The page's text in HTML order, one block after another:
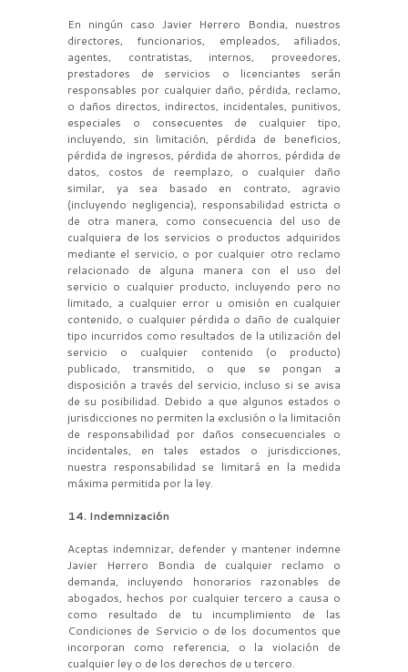
En ningún caso Javier Herrero Bondia, nuestros
directores, funcionarios, empleados, afiliados,
agentes, contratistas, internos, proveedores,
prestadores de servicios o licenciantes serán
responsables por cualquier daño, pérdida, reclamo,
o daños directos, indirectos, incidentales, punitivos,
especiales o consecuentes de cualquier tipo,
incluyendo, sin limitación, pérdida de beneficios,
pérdida de ingresos, pérdida de ahorros, pérdida de
datos, costos de reemplazo, o cualquier daño
similar, ya sea basado en contrato, agravio
(incluyendo negligencia), responsabilidad estricta o
de otra manera, como consecuencia del uso de
cualquiera de los servicios o productos adquiridos
mediante el servicio, o por cualquier otro reclamo
relacionado de alguna manera con el uso del
servicio o cualquier producto, incluyendo pero no
limitado, a cualquier error u omisión en cualquier
contenido, o cualquier pérdida o daño de cualquier
tipo incurridos como resultados de la utilización del
servicio o cualquier contenido (o producto)
publicado, transmitido, o que se pongan a
disposición a través del servicio, incluso si se avisa
de su posibilidad. Debido a que algunos estados o
jurisdicciones no permiten la exclusión o la limitación
de responsabilidad por daños consecuenciales o
incidentales, en tales estados o jurisdicciones,
nuestra responsabilidad se limitará en la medida
máxima permitida por la ley.
14. Indemnización
Aceptas indemnizar, defender y mantener indemne
Javier Herrero Bondia de cualquier reclamo o
demanda, incluyendo honorarios razonables de
abogados, hechos por cualquier tercero a causa o
como resultado de tu incumplimiento de las
Condiciones de Servicio o de los documentos que
incorporan como referencia, o la violación de
cualquier ley o de los derechos de u tercero.